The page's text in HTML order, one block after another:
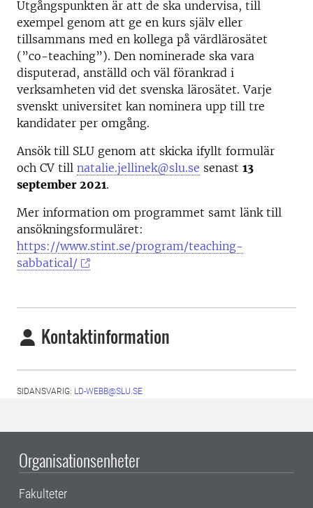
Utgångspunkten är att de ska undervisa, till
exempel genom att ge en kurs själv eller
tillsammans med en kollega på värdlärosätet
(”co-teaching”). Den nominerade ska vara
disputerad, anställd och väl förankrad i
verksamheten vid det svenska lärosätet. Varje
svenskt universitet kan nominera upp till tre
kandidater per omgång.
Ansök till SLU genom att skicka ifyllt formulär
och CV till natalie.jellinek@slu.se senast 13
september 2021.
Mer information om programmet samt länk till
ansökningsformuläret:
https://www.stint.se/program/teaching-
sabbatical/
Kontaktinformation
SIDANSVARIG: LD-WEBB@SLU.SE
Organisationsenheter
Fakulteter